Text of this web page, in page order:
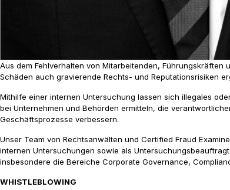
Aus dem Fehlverhalten von Mitarbeitenden,
Schäden auch gravierende Rechts- und Reputationsrisiken
Mithilfe einer internen Untersuchung lassen sich illegales
bei Unternehmen und Behörden ermitteln, die
Geschäftsprozesse verbessern.
Unser Team von Rechtsanwälten und Certified Fraud
internen Untersuchungen sowie als
insbesondere die Bereiche Corporate Governance,
WHISTLEBLOWING